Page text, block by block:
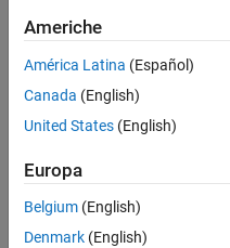
Followers:
Following:
Follow
Messaggio
Americhe
América Latina (Español)
Canada (English)
United States (English)
Europa
Belgium (English)
Denmark (English)